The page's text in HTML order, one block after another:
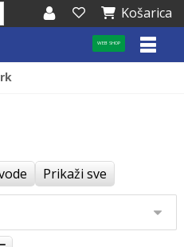
Košarica
WEB SHOP
Prikaži sve